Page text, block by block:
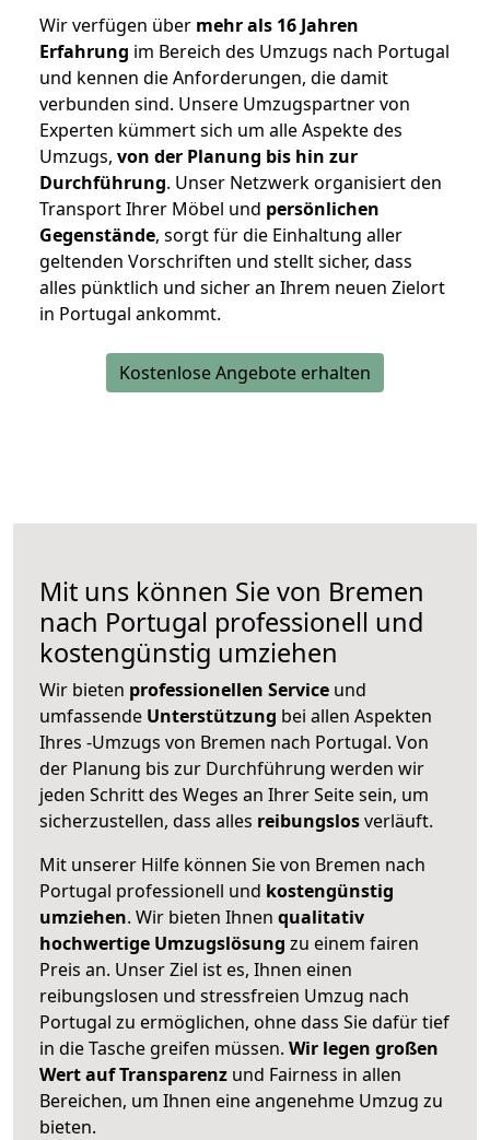
Wir verfügen über mehr als 16 Jahren
Erfahrung im Bereich des Umzugs nach Portugal
und kennen die Anforderungen, die damit
verbunden sind. Unsere Umzugspartner von
Experten kümmert sich um alle Aspekte des
Umzugs, von der Planung bis hin zur
Durchführung. Unser Netzwerk organisiert den
Transport Ihrer Möbel und persönlichen
Gegenstände, sorgt für die Einhaltung aller
geltenden Vorschriften und stellt sicher, dass
alles pünktlich und sicher an Ihrem neuen Zielort
in Portugal ankommt.
Kostenlose Angebote erhalten
Mit uns können Sie von Bremen
nach Portugal professionell und
kostengünstig umziehen
Wir bieten professionellen Service und
umfassende Unterstützung bei allen Aspekten
Ihres -Umzugs von Bremen nach Portugal. Von
der Planung bis zur Durchführung werden wir
jeden Schritt des Weges an Ihrer Seite sein, um
sicherzustellen, dass alles reibungslosverläuft.
Mit unserer Hilfe können Sie von Bremen nach
Portugal professionell und kostengünstig
umziehen. Wir bieten Ihnen qualitativ
hochwertige Umzugslösung zu einem fairen
Preis an. Unser Ziel ist es, Ihnen einen
reibungslosen und stressfreien Umzug nach
Portugal zu ermöglichen, ohne dass Sie dafür tief
in die Tasche greifen müssen. Wir legen großen
Wert auf Transparenz und Fairness in allen
Bereichen, um Ihnen eine angenehme Umzug zu
bieten.